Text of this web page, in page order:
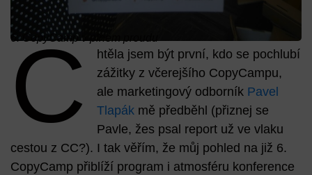
6. CopyCamp v plném proudu
C
htěla jsem být první, kdo se pochlubí
zážitky z včerejšího CopyCampu,
ale marketingový odborník Pavel
Tlapák mě předběhl (přiznej se
Pavle, žes psal report už ve vlaku
cestou z CC?). I tak věřím, že můj pohled na již 6.
CopyCamp přiblíží program i atmosféru konference